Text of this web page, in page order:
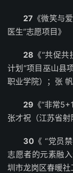
27 《微笑与
医生”志愿项目》
28 《“共促
计划”项目巫山
职业学院）；张
29 《“非常
张才祝（江苏省射
30 《 “党员
志愿者的元素融
圳市龙岗区春暖社